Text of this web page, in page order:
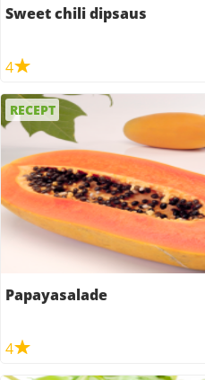
Sweet chili dipsaus
4
RECEPT
Papayasalade
4